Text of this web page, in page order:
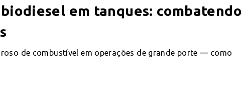
em tanques: combatendo
de combustível em operações de grande porte — como